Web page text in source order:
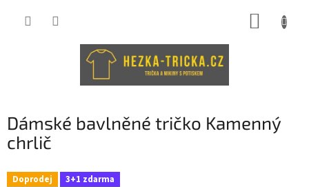
Dámské bavlněné tričko Kamenný
chrlič
Doprodej 3+1 zdarma